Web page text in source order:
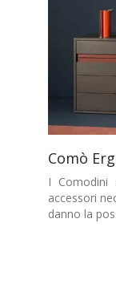
Comò
I Comodini
accessori
danno la